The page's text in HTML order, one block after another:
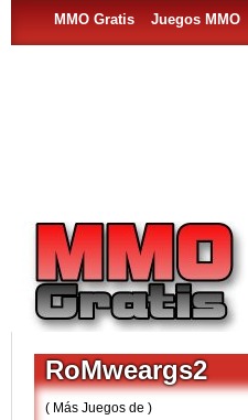
MMO Gratis Juegos MMO
RoMweargs2
( Más Juegos de )